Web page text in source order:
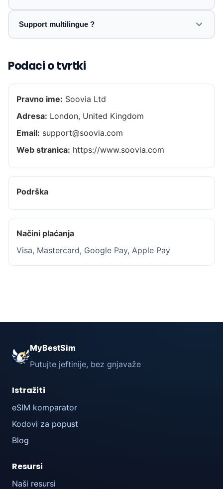
Support multilingue ?
Podaci o tvrtki
Pravno ime: Soovia Ltd
Adresa: London, United Kingdom
Email: support@soovia.com
Web stranica: https://www.soovia.com
Podrška
Načini plaćanja
Visa, Mastercard, Google Pay, Apple Pay
MyBestSim
Putujte jeftinije, bez gnjavaže
Istražiti
eSIM komparator
Kodovi za popust
Blog
Resursi
Naši resursi